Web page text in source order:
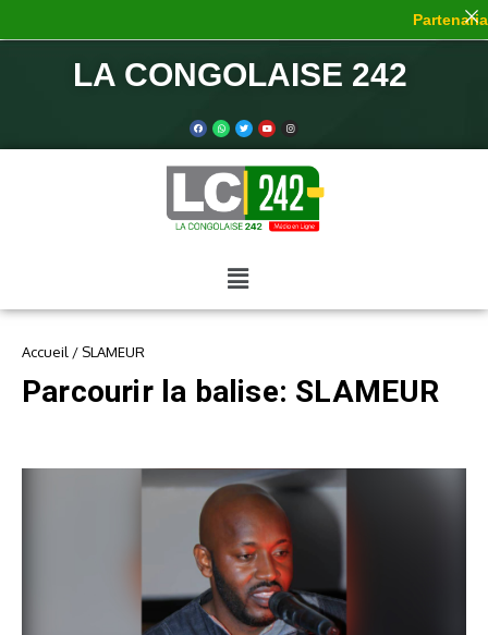
LA CONGOLAISE 242
Accueil / SLAMEUR
Parcourir la balise: SLAMEUR